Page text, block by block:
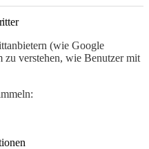
(wie Google
zu verstehen, wie Benutzer mit